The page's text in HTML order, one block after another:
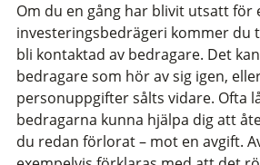
Om du en gång har blivit utsatt för
investeringsbedrägeri kommer du
bli kontaktad av bedragare. Det
bedragare som hör av sig igen,
personuppgifter sålts vidare. Ofta
bedragarna kunna hjälpa dig att
du redan förlorat – mot en avgift.